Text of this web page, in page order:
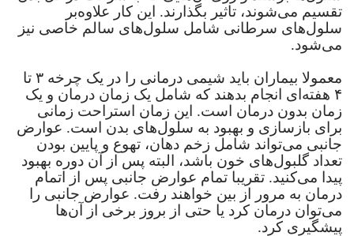
تقسیم می‌شوند، تاثیر بگذارند. این کار علاوه‌بر
سلول‌های سرطانی شامل سلول‌های سالم خاصی نیز
می‌شود.
معمولا بیماران باید شیمی درمانی را در یک چرخه ۳ تا
۴ هفته‌ای انجام بدهند که شامل یک زمان درمان و یک
زمان بدون درمان است. این زمان استراحت زمانی
برای بازسازی و بهبود به سلول‌های بدن است. عوارض
جانبی می‌تواند شامل زخم دهان، تهوع و پایین بودن
تعداد گلبول‌های خون باشد، البته پس از آن دوره بهبود
پیدا می‌کنید. تقریبا تمام عوارض جانبی پس از اتمام
درمان به مرور از بین خواهند رفت. عوارض جانبی را
می‌توان درمان کرد یا حتی از بروز برخی از آن‌ها
پیشگیری کرد.